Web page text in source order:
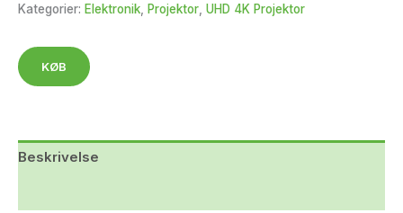
Kategorier: Elektronik Projektor UHD 4K Projektor
KØB
Beskrivelse